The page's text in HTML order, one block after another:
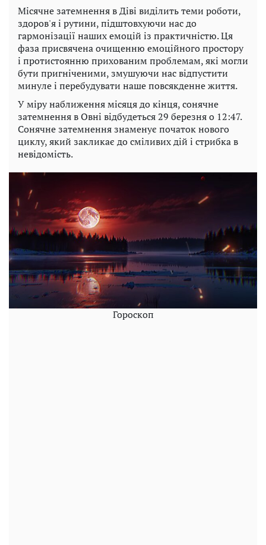
Місячне затемнення в Діві виділить теми роботи,
здоров'я і рутини, підштовхуючи нас до
гармонізації наших емоцій із практичністю. Ця
фаза присвячена очищенню емоційного простору
і протистоянню прихованим проблемам, які могли
бути пригніченими, змушуючи нас відпустити
минуле і перебудувати наше повсякденне життя.
У міру наближення місяця до кінця, сонячне
затемнення в Овні відбудеться 29 березня о 12:47.
Сонячне затемнення знаменує початок нового
циклу, який закликає до сміливих дій і стрибка в
невідомість.
Гороскоп